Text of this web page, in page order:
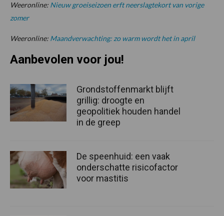
Weeronline: Nieuw groeiseizoen erft neerslagtekort van vorige
zomer
Weeronline: Maandverwachting: zo warm wordt het in april
Aanbevolen voor jou!
Grondstoffenmarkt blijft
grillig: droogte en
geopolitiek houden handel
in de greep
De speenhuid: een vaak
onderschatte risicofactor
voor mastitis